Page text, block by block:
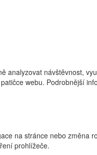
návštěvnost,
webu. Podrobnější
na stránce nebo
prohlížeče.